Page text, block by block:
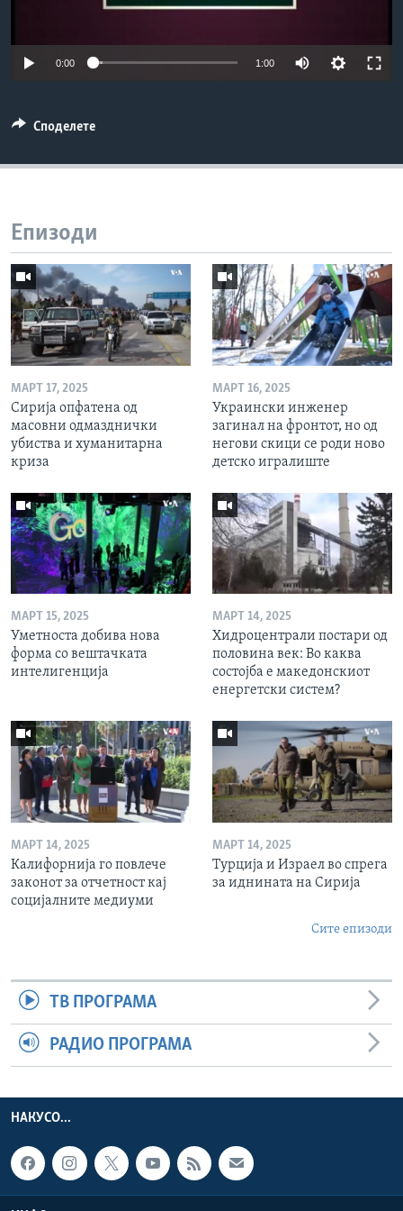
0:00 1:00
Споделете
Епизоди
МАРТ 17, 2025
Сирија опфатена од
масовни одмазднички
убиства и хуманитарна
криза
МАРТ 16, 2025
Украински инженер
загинал на фронтот, но од
негови скици се роди ново
детско игралиште
МАРТ 15, 2025
Уметноста добива нова
форма со вештачката
интелигенција
МАРТ 14, 2025
Хидроцентрали постари од
половина век: Во каква
состојба е македонскиот
енергетски систем?
МАРТ 14, 2025
Калифорнија го повлече
законот за отчетност кај
социјалните медиуми
МАРТ 14, 2025
Турција и Израел во спрега
за иднината на Сирија
Сите епизоди
ТВ ПРОГРАМА
РАДИО ПРОГРАМА
НАКУСО...